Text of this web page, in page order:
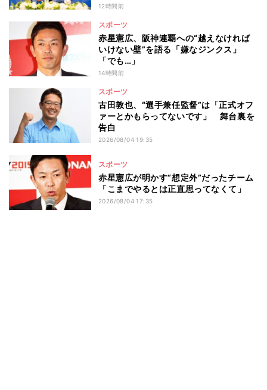
12時間前
スポーツ
赤星憲広、阪神連覇への“越えなければ
いけない壁”を語る「嫌なジンクス」
「でも…」
14時間前
スポーツ
古田敦也、“選手兼任監督”は「正式オフ
ァーとかもらってないです」 舞台裏を
告白
2026/08/04 19:35
スポーツ
赤星憲広が明かす“想定外”だったチーム
「こまでやるとは正直思ってなくて」
2026/08/04 17:35